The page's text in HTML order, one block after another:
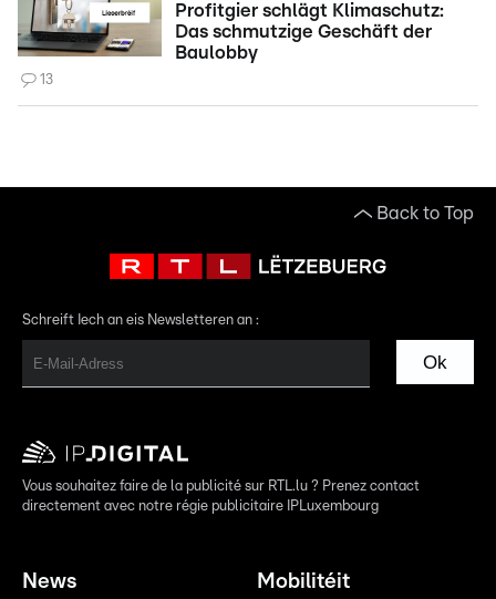
Profitgier schlägt Klimaschutz:
Das schmutzige Geschäft der
Baulobby
13
Back to Top
Schreift Iech an eis Newsletteren an :
Ok
Vous souhaitez faire de la publicité sur RTL.lu ? Prenez contact
directement avec notre régie publicitaire IPLuxembourg
News Mobilitéit